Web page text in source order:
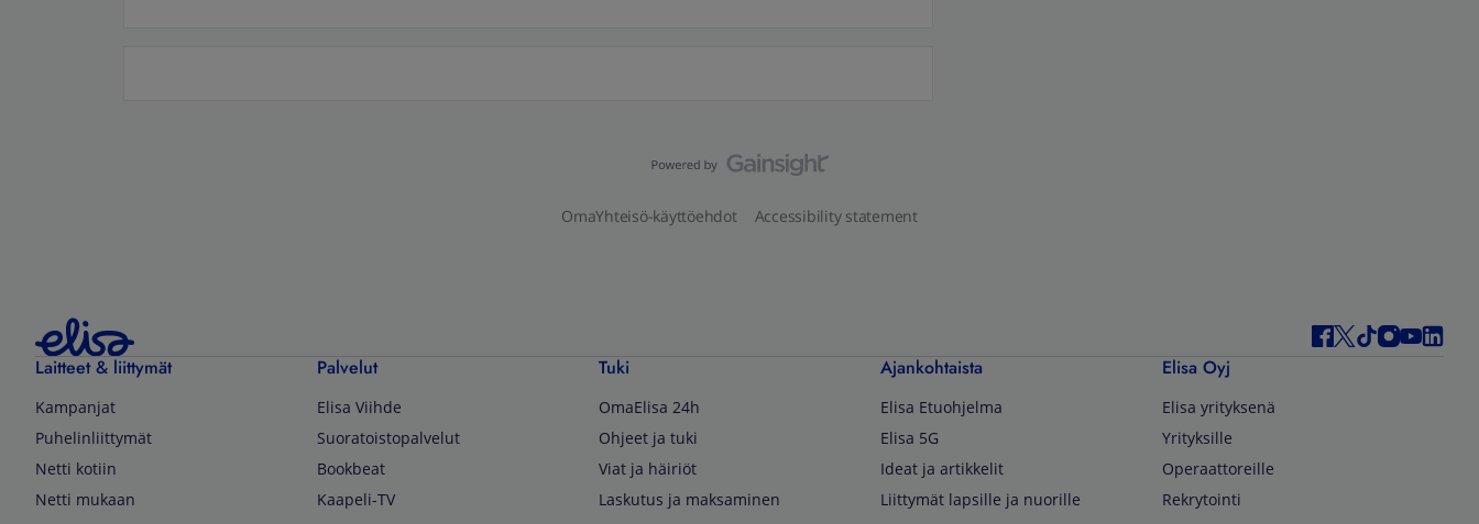
OmaYhteisö-käyttöehdot Accessibility statement
Laitteet & liittymät
Kampanjat
Puhelinliittymät
Netti kotiin
Netti mukaan
Palvelut
Elisa Viihde
Suoratoistopalvelut
Bookbeat
Kaapeli-TV
Tuki
OmaElisa 24h
Ohjeet ja tuki
Viat ja häiriöt
Laskutus ja maksaminen
Ajankohtaista
Elisa Etuohjelma
Elisa 5G
Ideat ja artikkelit
Liittymät lapsille ja nuorille
Elisa Oyj
Elisa yrityksenä
Yrityksille
Operaattoreille
Rekrytointi